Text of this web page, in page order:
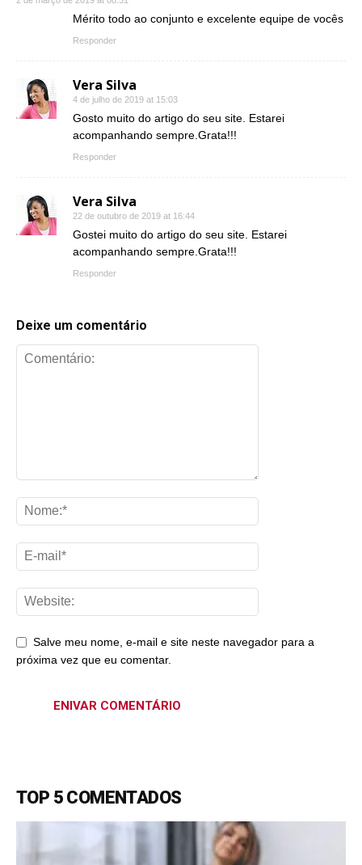
Mérito todo ao conjunto e excelente equipe de vocês
Responder
Vera Silva
4 de julho de 2019 at 15:03
Gosto muito do artigo do seu site. Estarei
acompanhando sempre.Grata!!!
Responder
Vera Silva
22 de outubro de 2019 at 16:44
Gostei muito do artigo do seu site. Estarei
acompanhando sempre.Grata!!!
Responder
Deixe um comentário
Salve meu nome, e-mail e site neste navegador para a
próxima vez que eu comentar.
TOP 5 COMENTADOS